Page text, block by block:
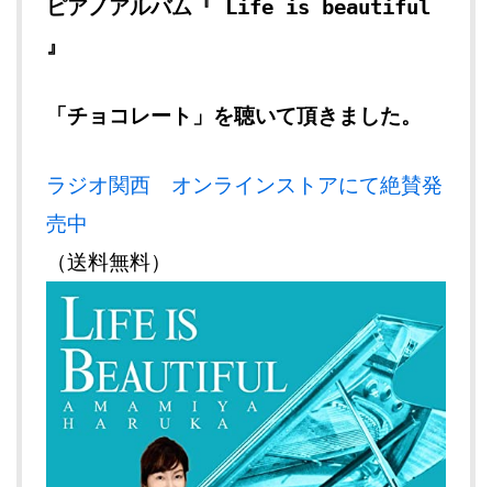
ピアノアルバム 『 Life is beautiful
』
「チョコレート」を聴いて頂きました。
ラジオ関西 オンラインストアにて絶賛発
売中
（送料無料）